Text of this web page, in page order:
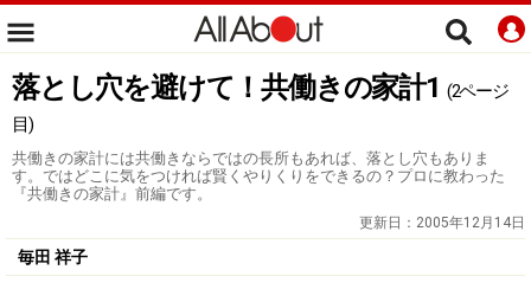
落とし穴を避けて！共働きの家計1 (2ページ
目)
共働きの家計には共働きならではの長所もあれば、落とし穴もありま
す。ではどこに気をつければ賢くやりくりをできるの？プロに教わった
『共働きの家計』前編です。
更新日： 2005年12月14日
毎田 祥子